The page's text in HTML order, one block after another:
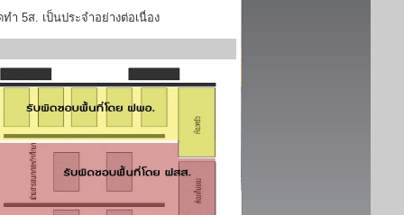
5ส. เป็นประจำอย่างต่อเนื่อง